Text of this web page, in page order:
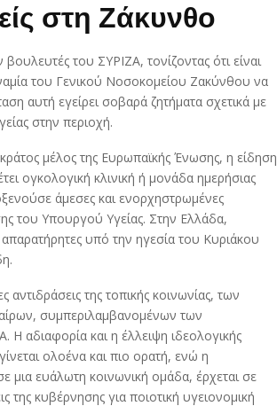
στη Ζάκυνθο
βουλευτές του ΣΥΡΙΖΑ, τονίζοντας ότι είναι
του Γενικού Νοσοκομείου Ζακύνθου να
αυτή εγείρει σοβαρά ζητήματα σχετικά με
στην περιοχή.
μέλος της Ευρωπαϊκής Ένωσης, η είδηση
ογκολογική κλινική ή μονάδα ημερήσιας
άμεσες και ενορχηστρωμένες
του Υπουργού Υγείας. Στην Ελλάδα,
υπό την ηγεσία του Κυριάκου
της τοπικής κοινωνίας, των
συμπεριλαμβανομένων των
αδιαφορία και η έλλειψη ιδεολογικής
ολοένα και πιο ορατή, ενώ η
ευάλωτη κοινωνική ομάδα, έρχεται σε
της κυβέρνησης για ποιοτική υγειονομική